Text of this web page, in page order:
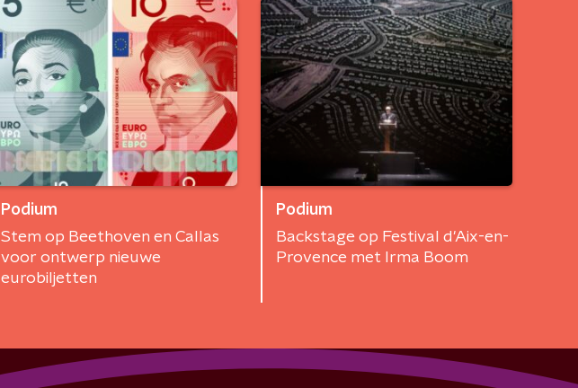
Podium
Stem op Beethoven en Callas
voor ontwerp nieuwe
eurobiljetten
Podium
Backstage op Festival d'Aix-en-
Provence met Irma Boom